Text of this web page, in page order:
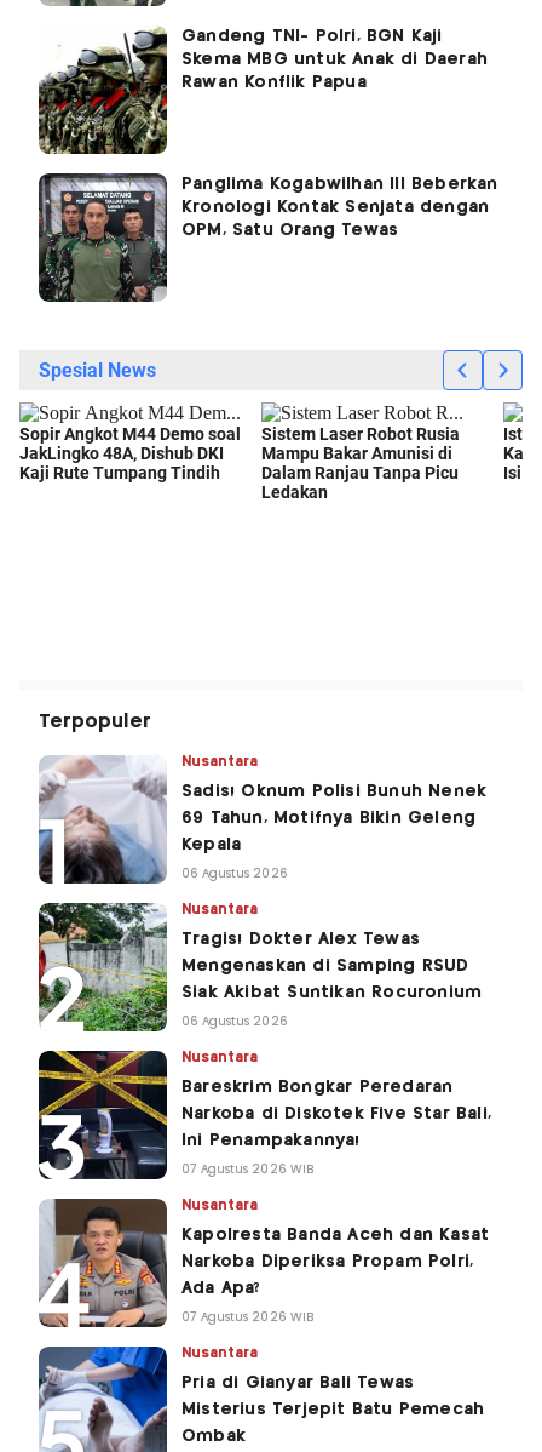
Gandeng TNI- Polri, BGN Kaji
Skema MBG untuk Anak di Daerah
Rawan Konflik Papua
Panglima Kogabwilhan III Beberkan
Kronologi Kontak Senjata dengan
OPM, Satu Orang Tewas
Terpopuler
Nusantara
Sadis! Oknum Polisi Bunuh Nenek
69 Tahun, Motifnya Bikin Geleng
Kepala
06 Agustus 2026
Nusantara
Tragis! Dokter Alex Tewas
Mengenaskan di Samping RSUD
Siak Akibat Suntikan Rocuronium
06 Agustus 2026
Nusantara
Bareskrim Bongkar Peredaran
Narkoba di Diskotek Five Star Bali,
Ini Penampakannya!
07 Agustus 2026 WIB
Nusantara
Kapolresta Banda Aceh dan Kasat
Narkoba Diperiksa Propam Polri,
Ada Apa?
07 Agustus 2026 WIB
Nusantara
Pria di Gianyar Bali Tewas
Misterius Terjepit Batu Pemecah
Ombak